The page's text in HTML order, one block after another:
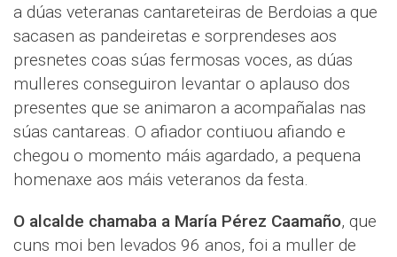
a dúas veteranas cantareteiras de Berdoias a que
sacasen as pandeiretas e sorprendeses aos
presnetes coas súas fermosas voces, as dúas
mulleres conseguiron levantar o aplauso dos
presentes que se animaron a acompañalas nas
súas cantareas. O afiador contiuou afiando e
chegou o momento máis agardado, a pequena
homenaxe aos máis veteranos da festa.
O alcalde chamaba a María Pérez Caamaño, que
cuns moi ben levados 96 anos, foi a muller de